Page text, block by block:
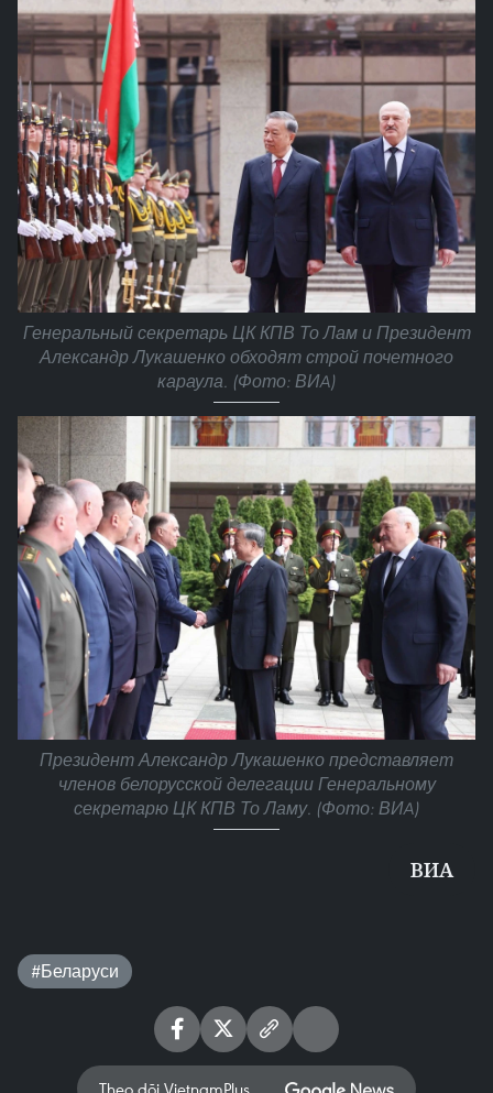
Генеральный секретарь ЦК КПВ То Лам и Президент
Александр Лукашенко обходят строй почетного
караула. (Фото: ВИA)
Президент Александр Лукашенко представляет
членов белорусской делегации Генеральному
секретарю ЦК КПВ То Ламу. (Фото: ВИA)
ВИА
#Беларуси
Theo dõi VietnamPlus